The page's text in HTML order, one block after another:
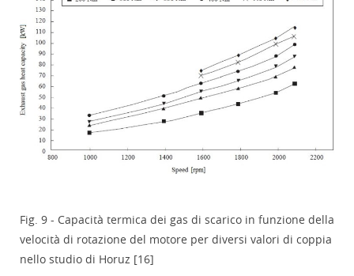
Fig. 9 - Capacità termica dei gas di scarico in funzione della
velocità di rotazione del motore per diversi valori di coppia
nello studio di Horuz [16]